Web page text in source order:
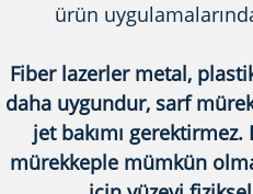
ürün
Fiber lazerler metal,
daha uygundur, sarf
jet bakımı
mürekkeple mümkün